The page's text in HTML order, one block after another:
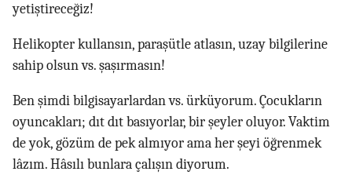
yetiştireceğiz!
Helikopter kullansın, paraşütle atlasın, uzay bilgilerine
sahip olsun vs. şaşırmasın!
Ben şimdi bilgisayarlardan vs. ürküyorum. Çocukların
oyuncakları; dıt dıt basıyorlar, bir şeyler oluyor. Vaktim
de yok, gözüm de pek almıyor ama her şeyi öğrenmek
lâzım. Hâsılı bunlara çalışın diyorum.